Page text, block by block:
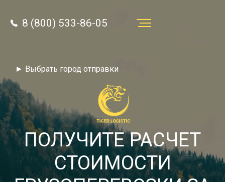
Тарифы
Отзывы
► Выбрать город отправки
8 (800) 533-86-05
ПОЛУЧИТЕ РАСЧЕТ
СТОИМОСТИ